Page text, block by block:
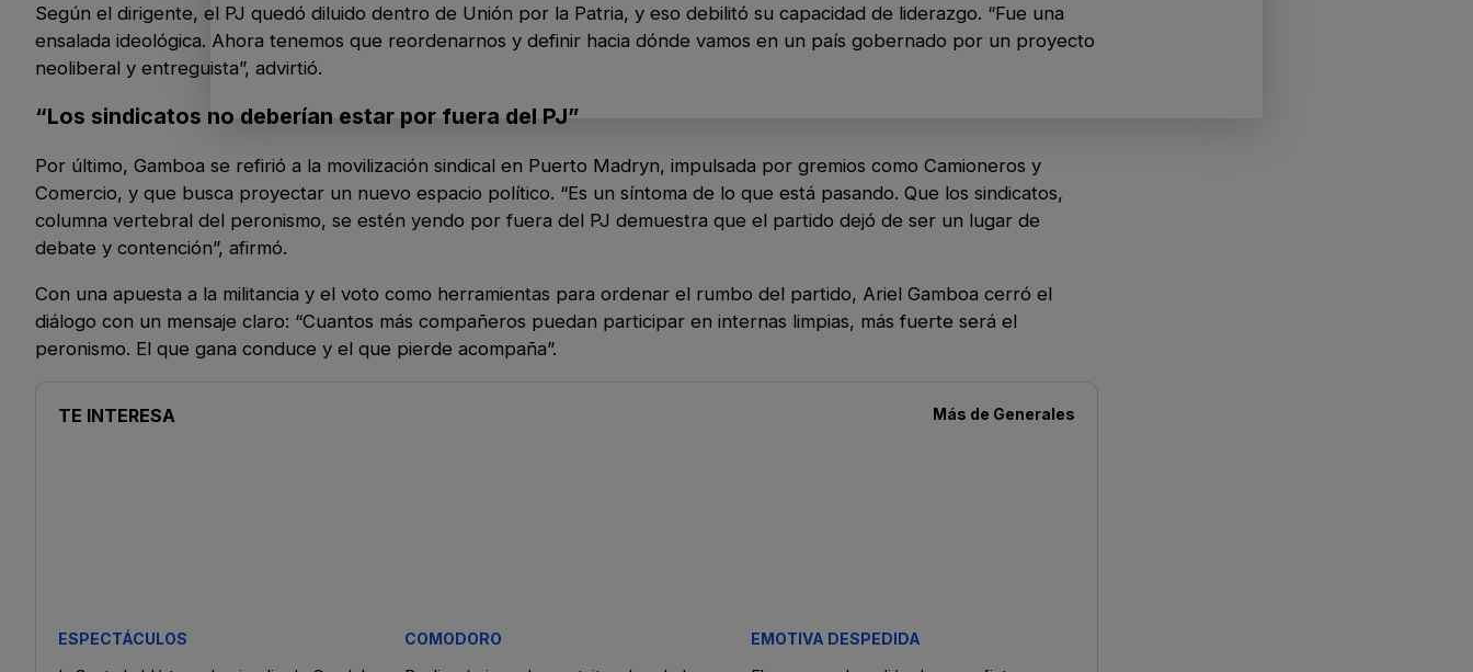
Según el dirigente, el PJ quedó diluido dentro de Unión por la Patria, y eso debilitó su capacidad de liderazgo. “Fue una
ensalada ideológica. Ahora tenemos que reordenarnos y definir hacia dónde vamos en un país gobernado por un proyecto
neoliberal y entreguista”, advirtió.
“Los sindicatos no deberían estar por fuera del PJ”
Por último, Gamboa se refirió a la movilización sindical en Puerto Madryn, impulsada por gremios como Camioneros y
Comercio, y que busca proyectar un nuevo espacio político. “Es un síntoma de lo que está pasando. Que los sindicatos,
columna vertebral del peronismo, se estén yendo por fuera del PJ demuestra que el partido dejó de ser un lugar de
debate y contención”, afirmó.
Con una apuesta a la militancia y el voto como herramientas para ordenar el rumbo del partido, Ariel Gamboa cerró el
diálogo con un mensaje claro: “Cuantos más compañeros puedan participar en internas limpias, más fuerte será el
peronismo. El que gana conduce y el que pierde acompaña”.
TE INTERESA Más de Generales
ESPECTÁCULOS COMODORO EMOTIVA DESPEDIDA